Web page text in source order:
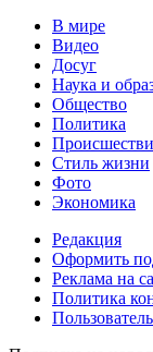
В мире
Видео
Досуг
Наука и
Общество
Политика
Стиль жизни
Фото
Экономика
Редакция
Оформить
Реклама на
Политика